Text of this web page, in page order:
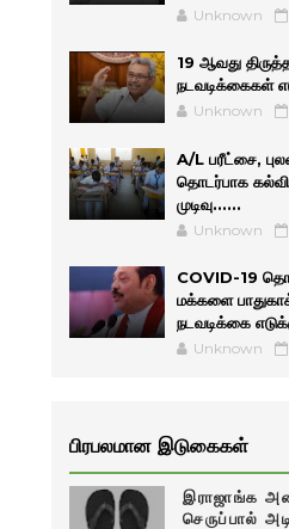
Unknown
19 ஆவது
நடவடிக்கைகள்
Unknown
A/L பரீட்சை,
தொடர்பாக
முடிவு......
Unknown
COVID-19
மக்களை
நடவடிக்கை
Unknown
பிரபலமான இடுகைகள்
இராஜாங்க
செருப்பால்